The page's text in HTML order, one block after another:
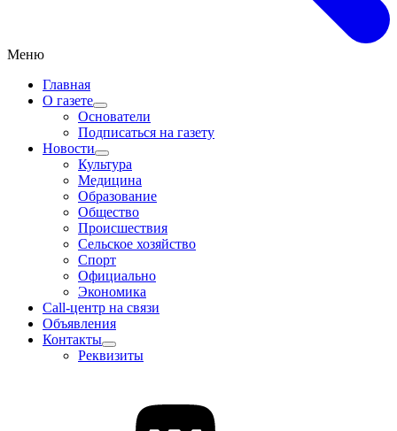
Меню
Главная
О газете
Основатели
Подписаться на газету
Новости
Культура
Медицина
Образование
Общество
Происшествия
Сельское хозяйство
Спорт
Официально
Экономика
Call-центр на связи
Объявления
Контакты
Реквизиты